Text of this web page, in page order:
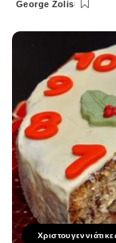
Posted
George Zolis